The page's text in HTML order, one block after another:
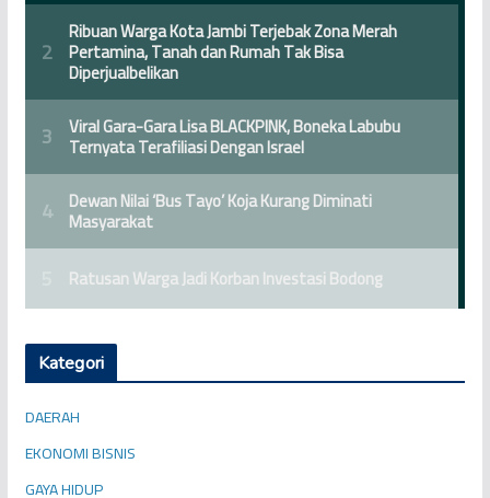
Kategori
DAERAH
EKONOMI BISNIS
GAYA HIDUP